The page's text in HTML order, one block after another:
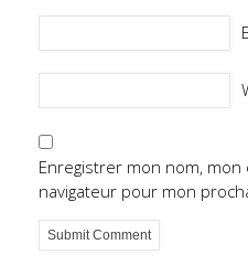
Enregistrer mon nom,
navigateur pour mon